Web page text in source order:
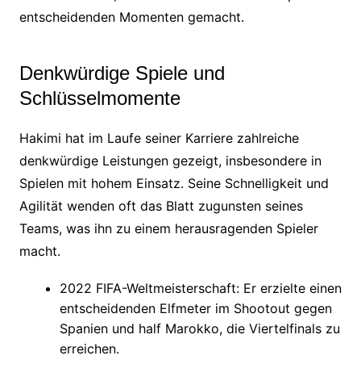
entscheidenden Momenten gemacht.
Denkwürdige Spiele und
Schlüsselmomente
Hakimi hat im Laufe seiner Karriere zahlreiche
denkwürdige Leistungen gezeigt, insbesondere in
Spielen mit hohem Einsatz. Seine Schnelligkeit und
Agilität wenden oft das Blatt zugunsten seines
Teams, was ihn zu einem herausragenden Spieler
macht.
2022 FIFA-Weltmeisterschaft: Er erzielte einen
entscheidenden Elfmeter im Shootout gegen
Spanien und half Marokko, die Viertelfinals zu
erreichen.